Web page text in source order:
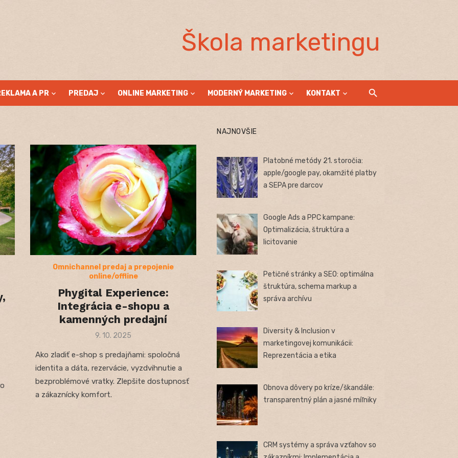
Škola marketingu
A PR PREDAJ ONLINE MARKETING MODERNÝ MARKETING KONTAKT
Omnichannel predaj a prepojenie
online/offline
Phygital Experience:
Integrácia e-shopu a
kamenných predajní
Posted
9. 10. 2025
Ako zladiť e-shop s predajňami: spoločná
identita a dáta, rezervácie, vyzdvihnutie a
bezproblémové vratky. Zlepšite dostupnosť
a zákaznícky komfort.
NAJNOVŠIE
Platobné metódy 21. storočia:
apple/google pay, okamžité platby
a SEPA pre darcov
Google Ads a PPC kampane:
Optimalizácia, štruktúra a
licitovanie
Petičné stránky a SEO: optimálna
štruktúra, schema markup a
správa archívu
Diversity & Inclusion v
marketingovej komunikácii:
Reprezentácia a etika
Obnova dôvery po kríze/škandále:
transparentný plán a jasné míľniky
CRM systémy a správa vzťahov so